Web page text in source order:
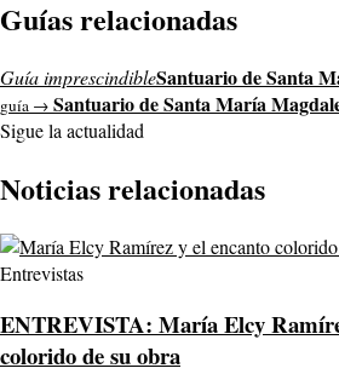
Guías relacionadas
Guía imprescindibleSantuario de Santa
guía → Santuario de Santa María
Sigue la actualidad
Noticias relacionadas
Entrevistas
ENTREVISTA: María Elcy
colorido de su obra